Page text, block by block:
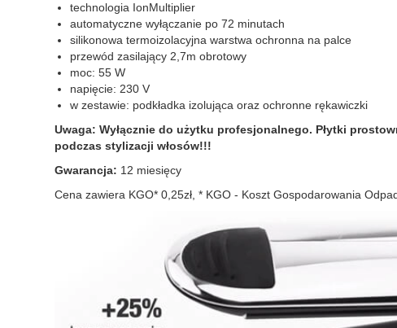
technologia IonMultiplier
automatyczne wyłączanie po 72 minutach
silikonowa termoizolacyjna warstwa ochronna na palce
przewód zasilający 2,7m obrotowy
moc: 55 W
napięcie: 230 V
w zestawie: podkładka izolująca oraz ochronne rękawiczki
Uwaga: Wyłącznie do użytku profesjonalnego. Płytki
podczas stylizacji włosów!!!
Gwarancja: 12 miesięcy
Cena zawiera KGO* 0,25zł, * KGO - Koszt Gospodarowania